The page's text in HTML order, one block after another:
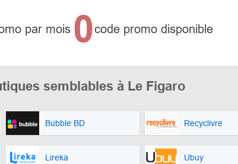
par mois 0code promo disponible
semblables à Le Figaro
Bubble BD Recyclivre
Lireka Ubuy